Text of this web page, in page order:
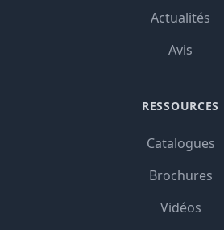
Actualités
Avis
RESSOURCES
Catalogues
Brochures
Vidéos